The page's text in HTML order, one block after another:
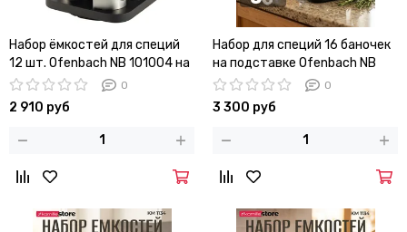
Набор ёмкостей для специй
12 шт. Ofenbach NB 101004 на
квадратной подставке с
ручкой
0
2 910 руб
Набор для специй 16 баночек
на подставке Ofenbach NB
101005
0
3 300 руб